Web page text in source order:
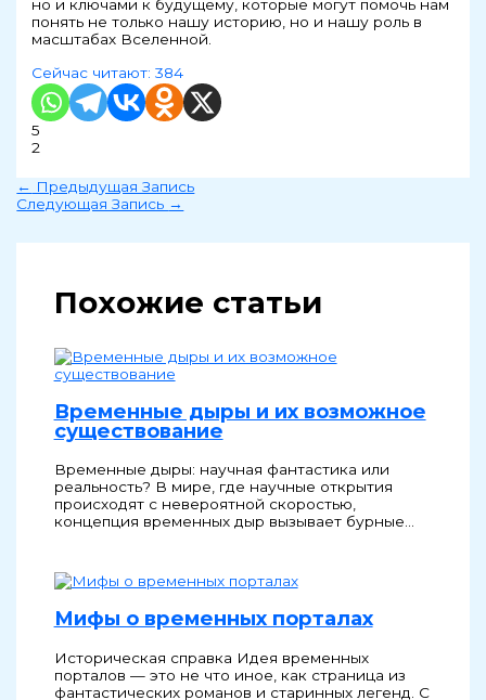
но и ключами к будущему, которые могут помочь нам
понять не только нашу историю, но и нашу роль в
масштабах Вселенной.
Сейчас читают: 384
5
2
← Предыдущая Запись
Следующая Запись →
Похожие статьи
Временные дыры и их возможное
существование
Временные дыры: научная фантастика или
реальность? В мире, где научные открытия
происходят с невероятной скоростью,
концепция временных дыр вызывает бурные…
Мифы о временных порталах
Историческая справка Идея временных
порталов — это не что иное, как страница из
фантастических романов и старинных легенд. С